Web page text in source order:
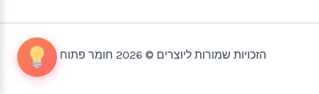
הזכויות שמורות ליוצרים © 2026 חומר פתוח |